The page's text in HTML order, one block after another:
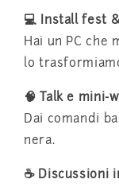
💻 Install fest
Hai un PC che
lo
🧠 Talk e mini-
Dai comandi
nera.
☕ Discussioni